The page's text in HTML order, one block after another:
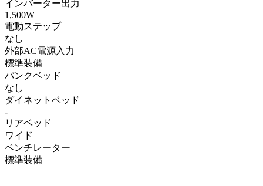
インバーター出力
1,500W
電動ステップ
なし
外部AC電源入力
標準装備
バンクベッド
なし
ダイネットベッド
-
リアベッド
ワイド
ベンチレーター
標準装備